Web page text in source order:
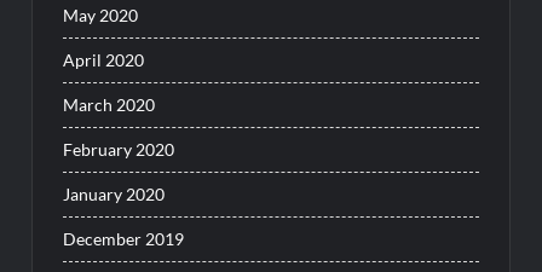
May 2020
April 2020
March 2020
February 2020
January 2020
December 2019